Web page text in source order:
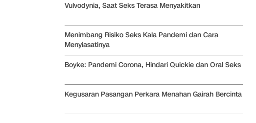
Vulvodynia, Saat Seks Terasa Menyakitkan
Menimbang Risiko Seks Kala Pandemi dan Cara
Menyiasatinya
Boyke: Pandemi Corona, Hindari Quickie dan Oral Seks
Kegusaran Pasangan Perkara Menahan Gairah Bercinta